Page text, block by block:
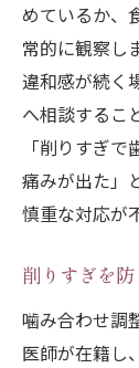
めているか、
常的に観察し
違和感が続く
へ相談するこ
「削りすぎ
痛みが出た」
慎重な対応が
削りすぎを
噛み合わせ調
医師が在籍し